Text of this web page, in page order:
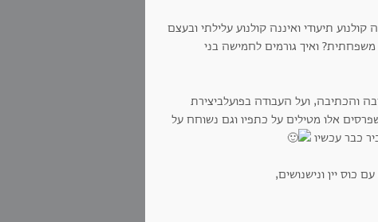
תיעודי ואיננה קולנוע עלילתי ובעצם
ואיך גורמים לחמישה בני
והכתיבה, ועל העבודה בפועלביצירת
אלו מטילים על כתפיו וגם נשוחח על
כבר עכשיו